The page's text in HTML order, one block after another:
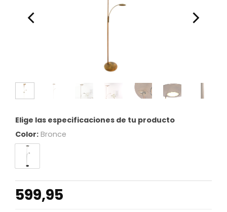
Elige las especificaciones de tu producto
Color: Bronce
599,95